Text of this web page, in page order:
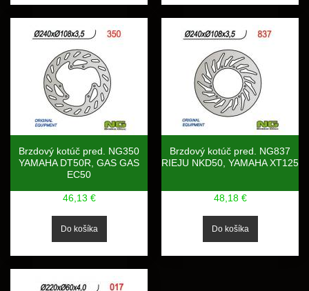
Brzdový kotúč pred. NG350
YAMAHA DT50R, GAS GAS
EC50
46,13 €
Brzdový kotúč pred. NG837
RIEJU NKD50, YAMAHA XT125
48,18 €